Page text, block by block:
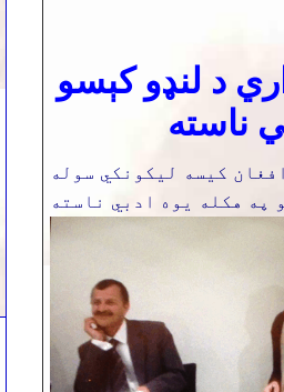
د لنډو کېسو
ناسته
د افغان کیسه لیکونکي سوله
په هکله یوه ادبي ناسته